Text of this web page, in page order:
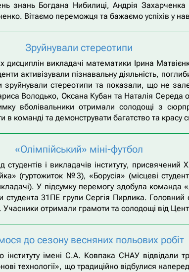
знань Богдана Нибилиці, Андрія
Вітаємо переможця та бажаємо успіхів у
Зруйнували стереотипи
викладачі математики Ірина
активізували пізнавальну діяльність,
стереотипи та показали, що не
Володько, Оксана Кубан та Наталія Середа
вболівальники отримали солодощі з
команді та демонструвати багатство та красу
«Олімпійський» міні-футбол
і викладачів інституту,
(гуртожиток №3), «Борусія» (місцеві
У підсумку перемогу здобула команда
31ПЕ групи Сергія Пирлика.
отримали грамоти та солодощі від
до сезону весняних польових робіт
інституту імені С.А. Ковпака СНАУ відвідали
технології», що традиційно відбулися